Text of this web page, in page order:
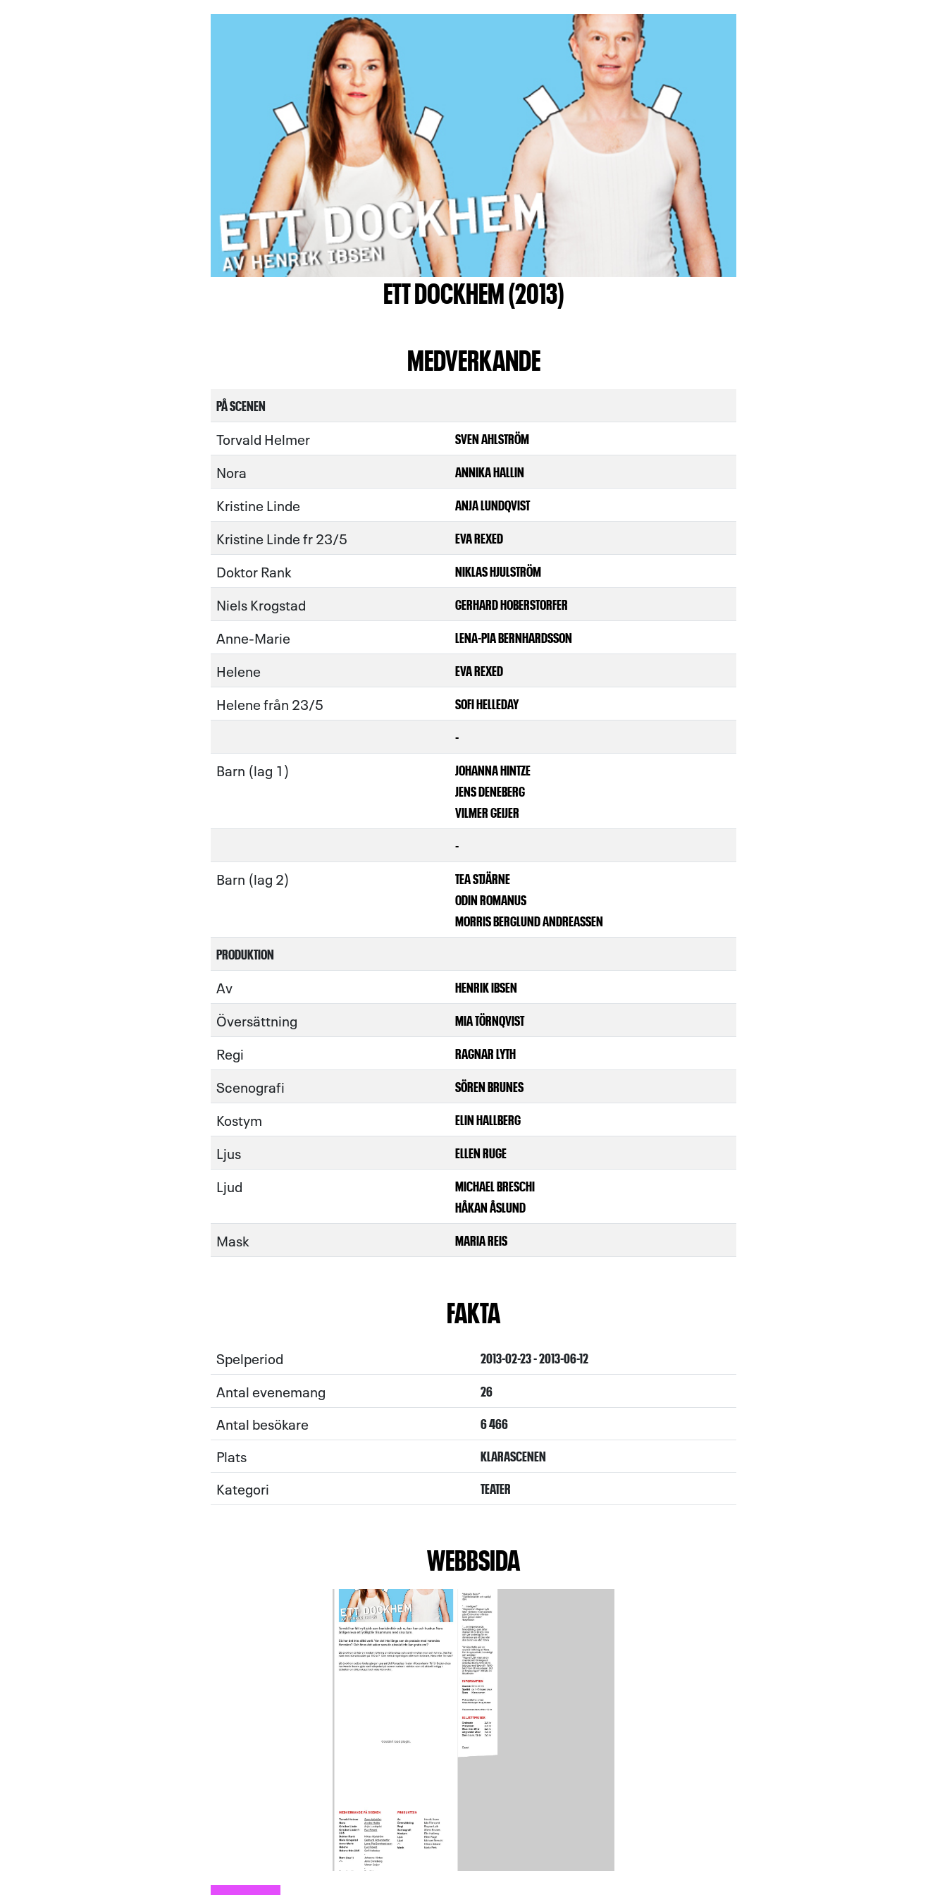
ETT DOCKHEM (2013)
MEDVERKANDE
PÅ SCENEN
Torvald Helmer SVEN AHLSTRÖM
Nora ANNIKA HALLIN
Kristine Linde ANJA LUNDQVIST
Kristine Linde fr 23/5 EVA REXED
Doktor Rank NIKLAS HJULSTRÖM
Niels Krogstad GERHARD HOBERSTORFER
Anne-Marie LENA-PIA BERNHARDSSON
Helene EVA REXED
Helene från 23/5
SOFI HELLEDAY
-
Barn (lag 1)
JOHANNA HINTZE
JENS DENEBERG
VILMER GEIJER
-
Barn (lag 2)
TEA STJÄRNE
ODIN ROMANUS
MORRIS BERGLUND ANDREASSEN
PRODUKTION
Av HENRIK IBSEN
Översättning MIA TÖRNQVIST
Regi RAGNAR LYTH
Scenografi SÖREN BRUNES
Kostym ELIN HALLBERG
Ljus ELLEN RUGE
Ljud
MICHAEL BRESCHI
HÅKAN ÅSLUND
Mask MARIA REIS
FAKTA
Spelperiod 2013-02-23 - 2013-06-12
Antal evenemang 26
Antal besökare 6 466
Plats KLARASCENEN
Kategori TEATER
WEBBSIDA